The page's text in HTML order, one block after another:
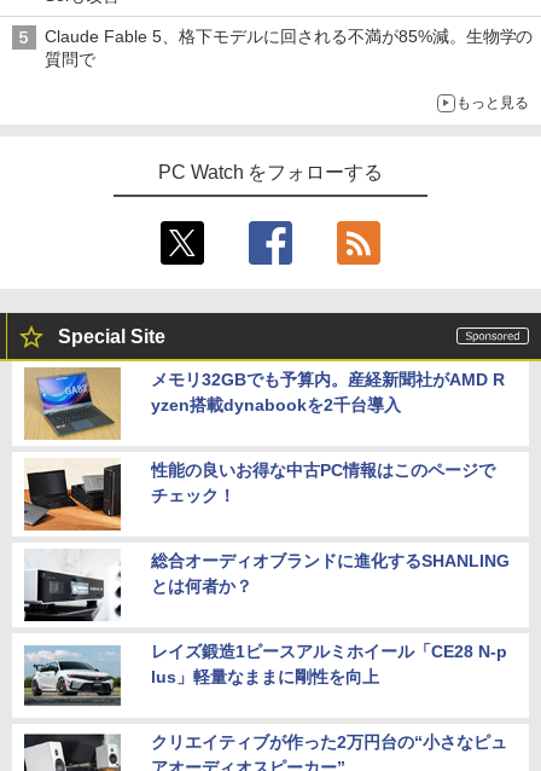
Claude Fable 5、格下モデルに回される不満が85%減。生物学の
質問で
もっと見る
PC Watch をフォローする
Special Site
メモリ32GBでも予算内。産経新聞社がAMD R
yzen搭載dynabookを2千台導入
性能の良いお得な中古PC情報はこのページで
チェック！
総合オーディオブランドに進化するSHANLING
とは何者か？
レイズ鍛造1ピースアルミホイール「CE28 N-p
lus」軽量なままに剛性を向上
クリエイティブが作った2万円台の“小さなピュ